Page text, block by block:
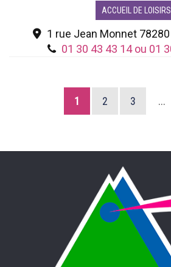
ACCUEIL DE LOISIRS
1 rue Jean Monnet
01 30 43 43 14 ou 01
1 2 3 ...